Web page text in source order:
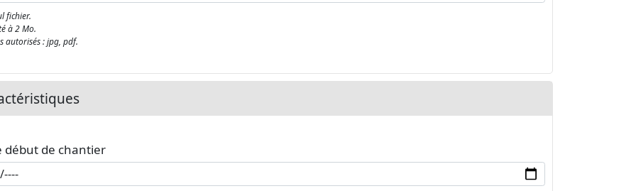
fichier.
à 2 Mo.
autorisés : jpg, pdf.
début de chantier